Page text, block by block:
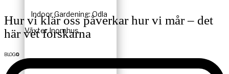
Indoor Gardening: Odla
Växter Inomhus
Hur vi klär oss påverkar hur vi mår – det
här vet forskarna
BLOGG